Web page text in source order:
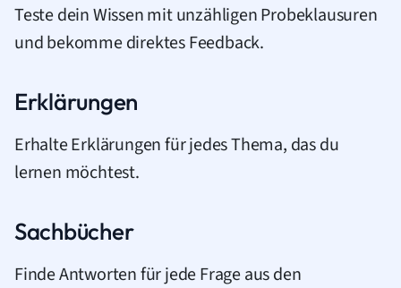
Teste dein Wissen mit unzähligen Probeklausuren
und bekomme direktes Feedback.
Erklärungen
Erhalte Erklärungen für jedes Thema, das du
lernen möchtest.
Sachbücher
Finde Antworten für jede Frage aus den